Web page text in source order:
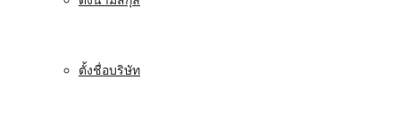
ตั้งชื่อบริษัท